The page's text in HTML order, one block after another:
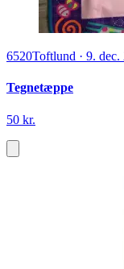
6520Toftlund · 9. dec.
Tegnetæppe
50 kr.